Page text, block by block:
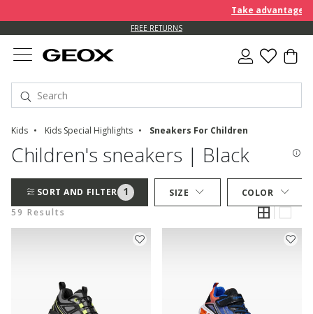
Take advantage of an
FREE RETURNS
Kids Kids Special Highlights Sneakers For Children
Children's sneakers | Black
SORT AND FILTER 1 SIZE
COLOR
59 Results